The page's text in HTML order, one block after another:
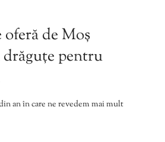
de Moș
pentru
an în care ne revedem mai mult